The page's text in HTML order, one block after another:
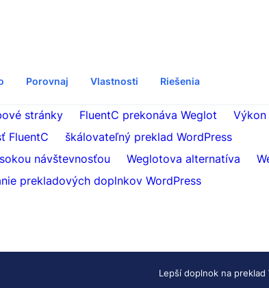
Porovnaj Vlastnosti Riešenia
stránky FluentC prekonáva Weglot
Výkon
FluentC
škálovateľný preklad WordPress
návštevnosťou
Weglotova alternatíva
prekladových doplnkov WordPress
Lepší doplnok na preklad